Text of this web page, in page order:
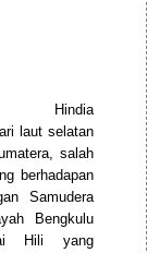
Hindia
laut selatan
salah
berhadapan
Samudera
Bengkulu
Hili yang